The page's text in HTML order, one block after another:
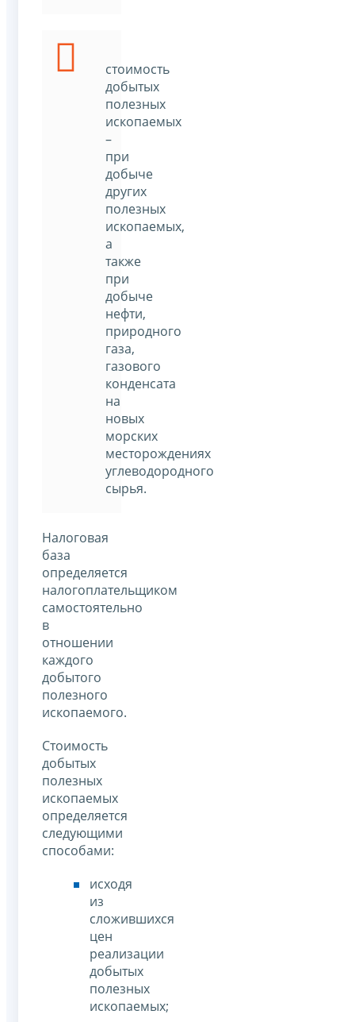
стоимость
добытых
полезных
ископаемых
–
при
добыче
других
полезных
ископаемых,
а
также
при
добыче
нефти,
природного
газа,
газового
конденсата
на
новых
морских
месторождениях
углеводородного
сырья.
Налоговая
база
определяется
налогоплательщиком
самостоятельно
в
отношении
каждого
добытого
полезного
ископаемого.
Стоимость
добытых
полезных
ископаемых
определяется
следующими
способами:
исходя
из
сложившихся
цен
реализации
добытых
полезных
ископаемых;